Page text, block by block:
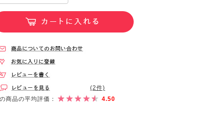
(2件)
商品の平均評価：
4.50